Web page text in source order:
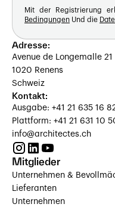
Mit der Registrierung
Bedingungen Und die
Adresse:
Avenue de Longemalle 21
1020 Renens
Schweiz
Kontakt:
Ausgabe: +41 21 635 16
Plattform: +41 21 631 10
info@architectes.ch
Mitglieder
Unternehmen &
Lieferanten
Unternehmen